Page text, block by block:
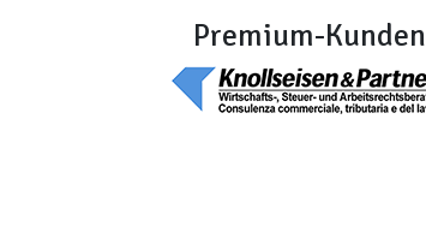
Premium-Kunden